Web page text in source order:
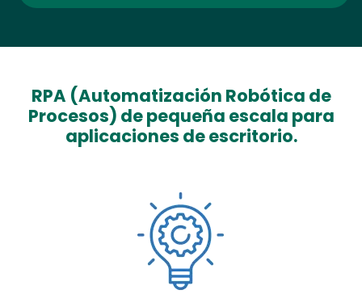
RPA (Automatización Robótica de
Procesos) de pequeña escala para
aplicaciones de escritorio.